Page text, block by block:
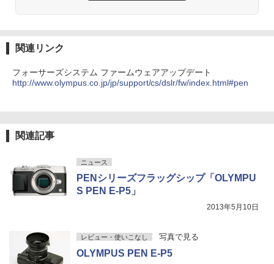
関連リンク
フォーサーズシステム ファームウェアアップデート
http://www.olympus.co.jp/jp/support/cs/dslr/fw/index.html#pen
関連記事
ニュース
PENシリーズフラッグシップ「OLYMPU
S PEN E-P5」
2013年5月10日
レビュー・使いこなし 写真で見る
OLYMPUS PEN E-P5